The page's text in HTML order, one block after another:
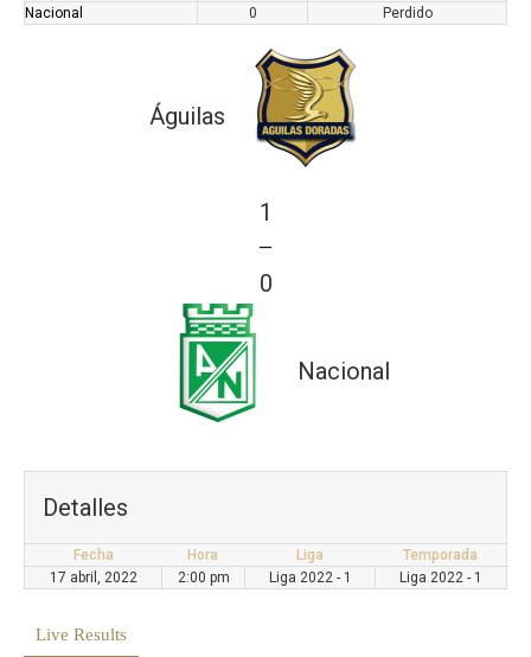
Nacional
0 Perdido
Águilas
1
—
0
Nacional
Detalles
Fecha Hora Liga
Temporada
17 abril, 2022
2:00 pm Liga 2022 - 1 Liga 2022 - 1
Live Results